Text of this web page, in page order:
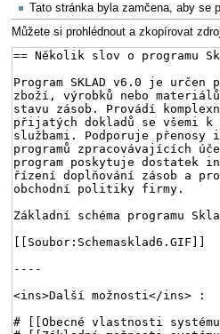
Tato stránka byla zamčena, aby se
Můžete si prohlédnout a zkopírovat